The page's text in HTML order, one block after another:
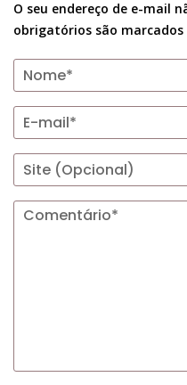
O seu endereço de e-mail
obrigatórios são marcados